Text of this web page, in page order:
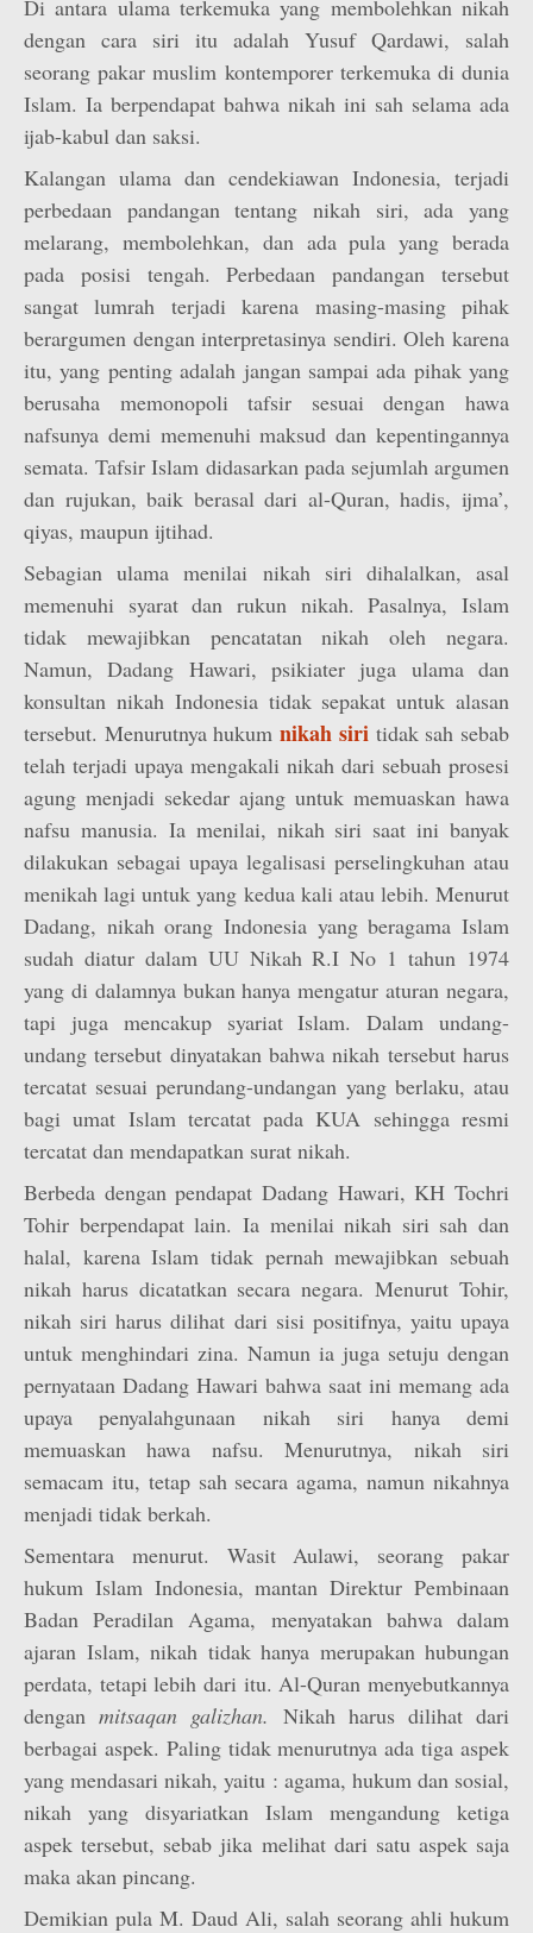
Di antara ulama terkemuka yang membolehkan nikah
dengan cara siri itu adalah Yusuf Qardawi, salah
seorang pakar muslim kontemporer terkemuka di dunia
Islam. Ia berpendapat bahwa nikah ini sah selama ada
ijab-kabul dan saksi.
Kalangan ulama dan cendekiawan Indonesia, terjadi
perbedaan pandangan tentang nikah siri, ada yang
melarang, membolehkan, dan ada pula yang berada
pada posisi tengah. Perbedaan pandangan tersebut
sangat lumrah terjadi karena masing-masing pihak
berargumen dengan interpretasinya sendiri. Oleh karena
itu, yang penting adalah jangan sampai ada pihak yang
berusaha memonopoli tafsir sesuai dengan hawa
nafsunya demi memenuhi maksud dan kepentingannya
semata. Tafsir Islam didasarkan pada sejumlah argumen
dan rujukan, baik berasal dari al-Quran, hadis, ijma’,
qiyas, maupun ijtihad.
Sebagian ulama menilai nikah siri dihalalkan, asal
memenuhi syarat dan rukun nikah. Pasalnya, Islam
tidak mewajibkan pencatatan nikah oleh negara.
Namun, Dadang Hawari, psikiater juga ulama dan
konsultan nikah Indonesia tidak sepakat untuk alasan
tersebut. Menurutnya hukumnikah siritidak sah sebab
telah terjadi upaya mengakali nikah dari sebuah prosesi
agung menjadi sekedar ajang untuk memuaskan hawa
nafsu manusia. Ia menilai, nikah siri saat ini banyak
dilakukan sebagai upaya legalisasi perselingkuhan atau
menikah lagi untuk yang kedua kali atau lebih. Menurut
Dadang, nikah orang Indonesia yang beragama Islam
sudah diatur dalam UU Nikah R.I No 1 tahun 1974
yang di dalamnya bukan hanya mengatur aturan negara,
tapi juga mencakup syariat Islam. Dalam undang-
undang tersebut dinyatakan bahwa nikah tersebut harus
tercatat sesuai perundang-undangan yang berlaku, atau
bagi umat Islam tercatat pada KUA sehingga resmi
tercatat dan mendapatkan surat nikah.
Berbeda dengan pendapat Dadang Hawari, KH Tochri
Tohir berpendapat lain. Ia menilai nikah siri sah dan
halal, karena Islam tidak pernah mewajibkan sebuah
nikah harus dicatatkan secara negara. Menurut Tohir,
nikah siri harus dilihat dari sisi positifnya, yaitu upaya
untuk menghindari zina. Namun ia juga setuju dengan
pernyataan Dadang Hawari bahwa saat ini memang ada
upaya penyalahgunaan nikah siri hanya demi
memuaskan hawa nafsu. Menurutnya, nikah siri
semacam itu, tetap sah secara agama, namun nikahnya
menjadi tidak berkah.
Sementara menurut. Wasit Aulawi, seorang pakar
hukum Islam Indonesia, mantan Direktur Pembinaan
Badan Peradilan Agama, menyatakan bahwa dalam
ajaran Islam, nikah tidak hanya merupakan hubungan
perdata, tetapi lebih dari itu. Al-Quran menyebutkannya
denganmitsaqan galizhan. Nikah harus dilihat dari
berbagai aspek. Paling tidak menurutnya ada tiga aspek
yang mendasari nikah, yaitu : agama, hukum dan sosial,
nikah yang disyariatkan Islam mengandung ketiga
aspek tersebut, sebab jika melihat dari satu aspek saja
maka akan pincang.
Demikian pula M. Daud Ali, salah seorang ahli hukum